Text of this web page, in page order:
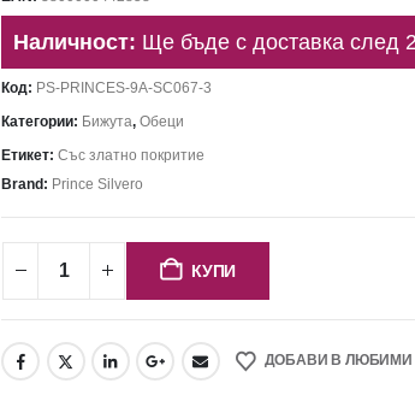
Наличност: Ще бъде с доставка след
Код: PS-PRINCES-9A-SC067-3
Категории: Бижута,Обеци
Етикет:Със златно покритие
Brand: Prince Silvero
КУПИ
ДОБАВИ В ЛЮБИМИ